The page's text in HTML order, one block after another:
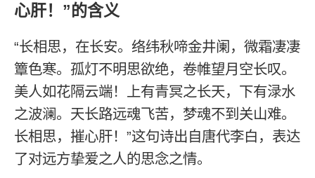
心肝！”的含义
“长相思，在长安。络纬秋啼金井阑，微霜凄凄
簟色寒。孤灯不明思欲绝，卷帷望月空长叹。
美人如花隔云端！上有青冥之长天，下有渌水
之波澜。天长路远魂飞苦，梦魂不到关山难。
长相思，摧心肝！”这句诗出自唐代李白，表达
了对远方挚爱之人的思念之情。